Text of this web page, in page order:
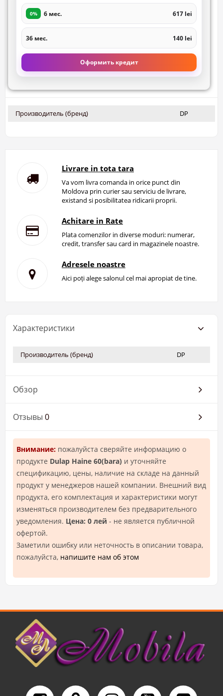
0% 6 мес. 617 lei
36 мес. 140 lei
Оформить кредит
Производитель (бренд) DP
Livrare in tota tara
Va vom livra comanda in orice punct din
Moldova prin curier sau serviciu de livrare,
existand si posibilitatea ridicarii proprii.
Achitare in Rate
Plata comenzilor in diverse moduri: numerar,
credit, transfer sau card in magazinele noastre.
Adresele noastre
Aici poți alege salonul cel mai apropiat de tine.
Характеристики
Производитель (бренд) DP
Обзор
Отзывы 0
Внимание: пожалуйста сверяйте информацию о
продукте Dulap Haine 60(bara) и уточняйте
спецификацию, цены, наличие на складе на данный
продукт у менеджеров нашей компании. Внешний вид
продукта, его комплектация и характеристики могут
изменяться производителем без предварительного
уведомления. Цена: 0 лей - не является публичной
офертой.
Заметили ошибку или неточность в описании товара,
пожалуйста, напишите нам об этом